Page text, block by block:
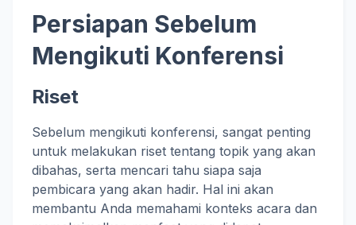
Persiapan Sebelum
Mengikuti Konferensi
Riset
Sebelum mengikuti konferensi, sangat penting
untuk melakukan riset tentang topik yang akan
dibahas, serta mencari tahu siapa saja
pembicara yang akan hadir. Hal ini akan
membantu Anda memahami konteks acara dan